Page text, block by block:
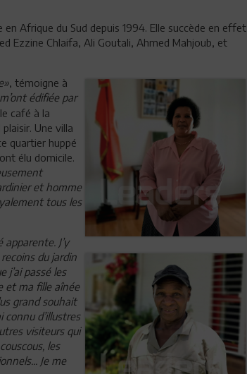
Afrique du Sud depuis 1994. Elle succède en effet
Ezzine Chlaifa, Ali Goutali, Ahmed Mahjoub, et
, témoigne à
édifiée par
café à la
Une villa
quartier huppé
élu domicile.
et homme
tous les
J’y
recoins du jardin
j’ai passé les
et ma fille aînée
grand souhait
connu d’illustres
visiteurs qui
les
Je me